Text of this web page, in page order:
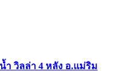
ำ วิลล่า 4 หลัง อ.แม่ริม